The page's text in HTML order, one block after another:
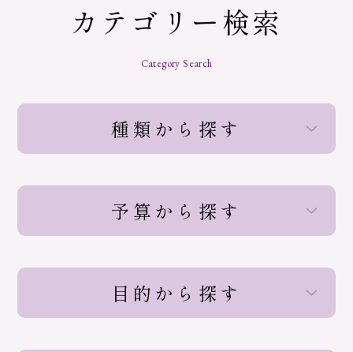
カテゴリー検索
Category Search
種類から探す
予算から探す
目的から探す